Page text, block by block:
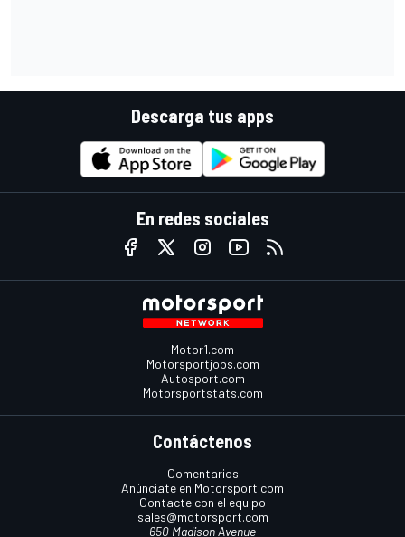
Descarga tus apps
En redes sociales
Motor1.com
Motorsportjobs.com
Autosport.com
Motorsportstats.com
Contáctenos
Comentarios
Anúnciate en Motorsport.com
Contacte con el equipo
sales@motorsport.com
650 Madison Avenue